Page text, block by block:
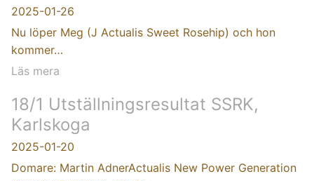
2025-01-26
Nu löper Meg (J Actualis Sweet Rosehip) och hon
kommer…
Läs mera
18/1 Utställningsresultat SSRK,
Karlskoga
2025-01-20
Domare: Martin AdnerActualis New Power Generation